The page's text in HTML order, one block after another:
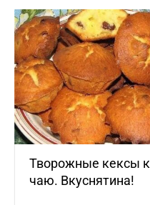
Творожные кексы к
чаю. Вкуснятина!